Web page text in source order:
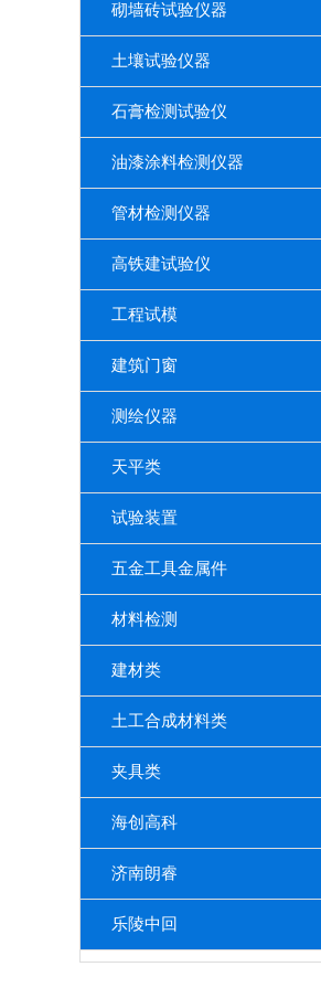
砌墙砖试验仪器
土壤试验仪器
石膏检测试验仪
油漆涂料检测仪器
管材检测仪器
高铁建试验仪
工程试模
建筑门窗
测绘仪器
天平类
试验装置
五金工具金属件
材料检测
建材类
土工合成材料类
夹具类
海创高科
济南朗睿
乐陵中回